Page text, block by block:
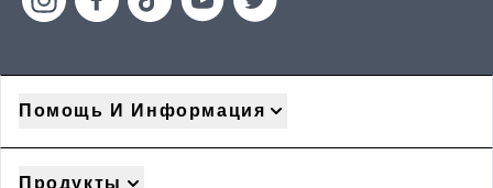
Помощь И Информация
Продукты